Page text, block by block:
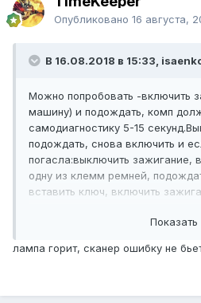
Опубликовано 16 августа,
В 16.08.2018 в 15:33,
Можно попробовать -включить
машину) и подождать, комп
самодиагностику 5-15
подождать, снова включить и
погасла:выключить зажигание,
одну из клемм ремней,
вставить ключ, включить
Показать
лампа горит, сканер ошибку не бьет